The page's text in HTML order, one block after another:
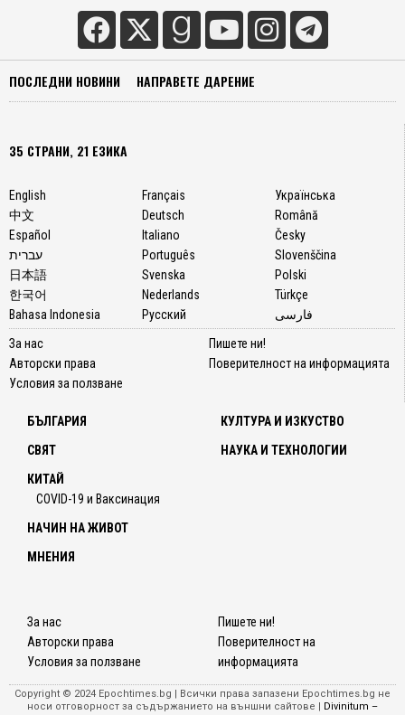
ПОСЛЕДНИ НОВИНИ НАПРАВЕТЕ ДАРЕНИЕ
35 СТРАНИ, 21 ЕЗИКА
English
中文
Español
עברית
日本語
한국어
Bahasa Indonesia
Français
Deutsch
Italiano
Português
Svenska
Nederlands
Русский
Українська
Română
Česky
Slovenščina
Polski
Türkçe
فارسی
За нас
Авторски права
Условия за ползване
Пишете ни!
Поверителност на информацията
БЪЛГАРИЯ
СВЯТ
КИТАЙ
COVID-19 и Ваксинация
КУЛТУРА И ИЗКУСТВО
НАУКА И ТЕХНОЛОГИИ
НАЧИН НА ЖИВОТ
МНЕНИЯ
За нас
Авторски права
Условия за ползване
Пишете ни!
Поверителност на
информацията
Copyright © 2024 Epochtimes.bg | Всички права запазени Epochtimes.bg не
носи отговорност за съдържанието на външни сайтове | Divinitum –